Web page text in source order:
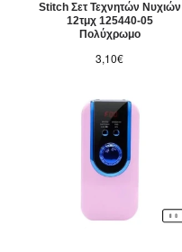
Stitch Σετ Τεχνητών Νυχιών
12τμχ 125440-05
Πολύχρωμο
3,10€